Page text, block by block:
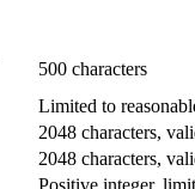
500 characters
Limited to
2048 characters,
2048 characters,
Positive integer,